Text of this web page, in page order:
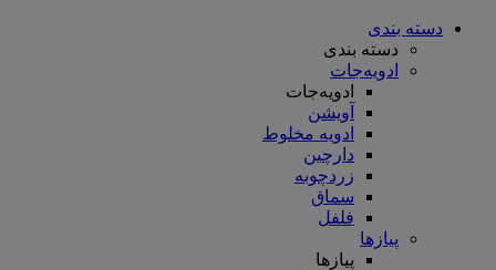
دسته بندی
دسته بندی
ادویه‌جات
ادویه‌جات
آویشن
ادویه مخلوط
دارچین
زردچوبه
سماق
فلفل
پیازها
پیازها